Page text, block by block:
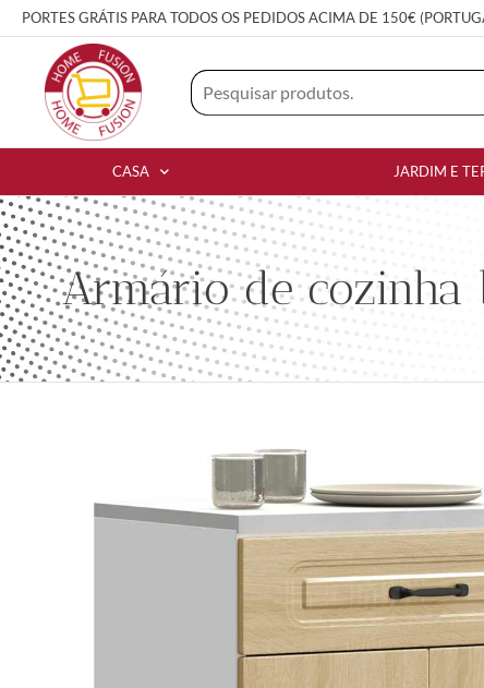
PORTES GRÁTIS PARA TODOS OS PEDIDOS ACIMA DE 150€
CASA JARDIM E
Armário de cozinha